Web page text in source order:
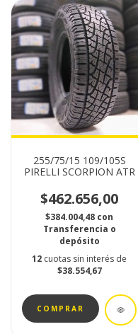
255/75/15 109/105S
PIRELLI SCORPION ATR
$462.656,00
$384.004,48 con
Transferencia o
depósito
12 cuotas sin interés de
$38.554,67